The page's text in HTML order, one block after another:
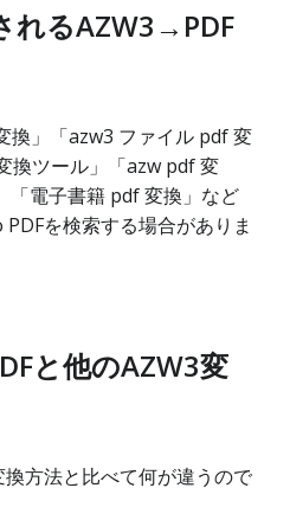
れるAZW3→PDF
換」「azw3 ファイル pdf 変
換ツール」「azw pdf 変
「電子書籍 pdf 変換」など
を検索する場合がありま
と他のAZW3変
方法と比べて何が違うので